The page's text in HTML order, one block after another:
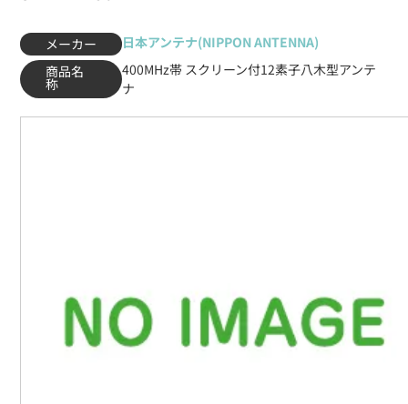
メーカー
日本アンテナ(NIPPON ANTENNA)
商品名
称
400MHz帯 スクリーン付12素子八木型アンテ
ナ